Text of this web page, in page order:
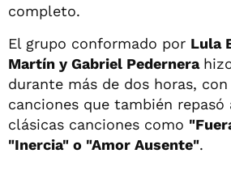
completo.
El grupo conformado por Lula
Martín y Gabriel Pedernera
durante más de dos horas,
canciones que también repasó
clásicas canciones como
"Inercia" o "Amor Ausente".